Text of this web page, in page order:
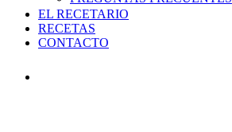
EL RECETARIO
RECETAS
CONTACTO